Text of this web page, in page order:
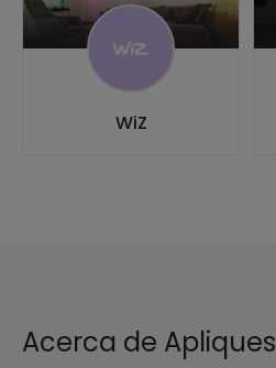
WiZ
Acerca de Apliques